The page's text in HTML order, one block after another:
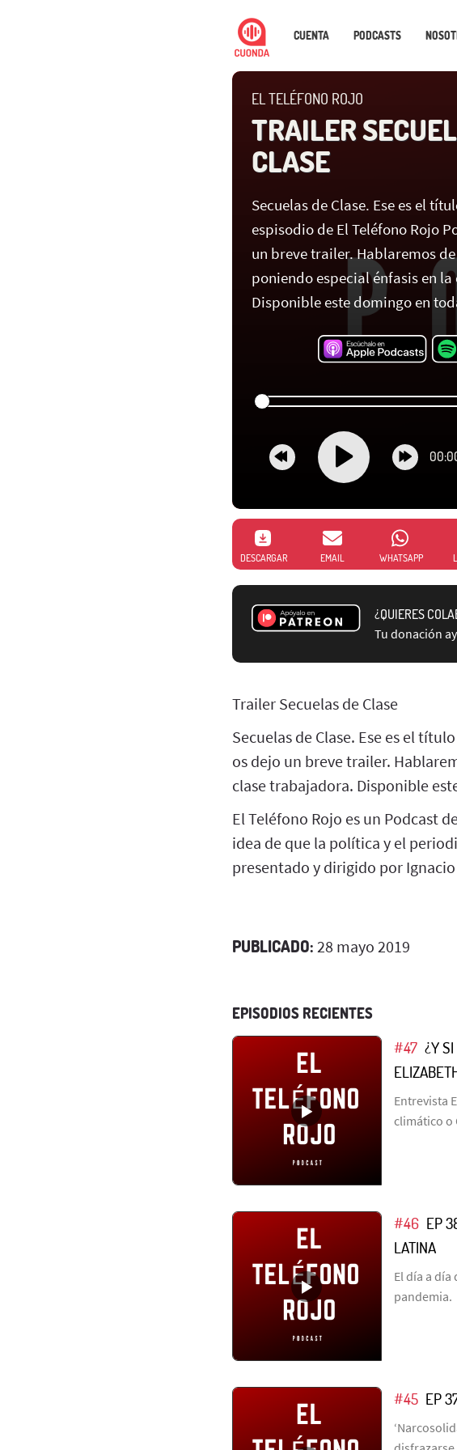
CUENTA PODCASTS
EL TELÉFONO ROJO
TRAILER
CLASE
Secuelas de Clase. Ese es el
espisodio de El Teléfono Rojo
un breve trailer. Hablaremos
poniendo especial énfasis en
Disponible este domingo en
DESCARGAR EMAIL WHATSAPP
¿QUIERES
Tu donación
Trailer Secuelas de Clase
Secuelas de Clase. Ese es el
os dejo un breve trailer.
clase trabajadora. Disponible
El Teléfono Rojo es un Podcast
idea de que la política y el
presentado y dirigido por Ignacio
PUBLICADO: 28 mayo 2019
EPISODIOS RECIENTES
#47 ¿Y
Entrevista
climático o
#46 EP
LATINA
El día a
pandemia.
#45 EP